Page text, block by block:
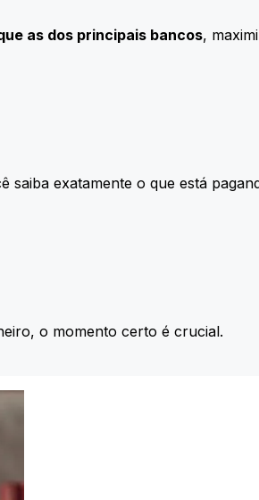
as dos principais bancos,
exatamente o que está
o momento certo é crucial.